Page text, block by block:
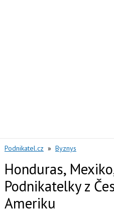
Podnikatel.cz » Byznys
Honduras,
Podnikatelky z
Ameriku